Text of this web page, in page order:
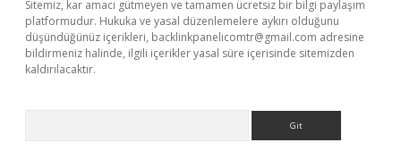
Sitemiz, kar amacı gütmeyen ve tamamen ücretsiz bir bilgi paylaşım
platformudur. Hukuka ve yasal düzenlemelere aykırı olduğunu
düşündüğünüz içerikleri, backlinkpanelicomtr@gmail.com adresine
bildirmeniz halinde, ilgili içerikler yasal süre içerisinde sitemizden
kaldırılacaktır.